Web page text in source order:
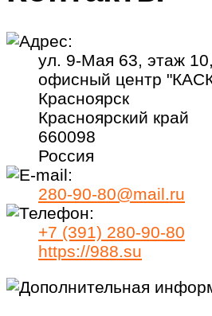
ул. 9-Мая 63, этаж
офисный центр
Красноярск
Красноярский край
660098
Россия
280-90-80@mail.ru
+7 (391) 280-90-80
https://988.su